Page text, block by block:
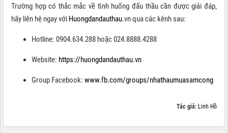
Trường hợp có thắc mắc về tình huống đấu thầu cần được giải đáp,
hãy liên hệ ngay với Huongdandauthau.vn qua các kênh sau:
Hotline: 0904.634.288 hoặc 024.8888.4288
Website: https://huongdandauthau.vn
Group Facebook: www.fb.com/groups/nhathaumuasamcong
Tác giả: Linh Hồ